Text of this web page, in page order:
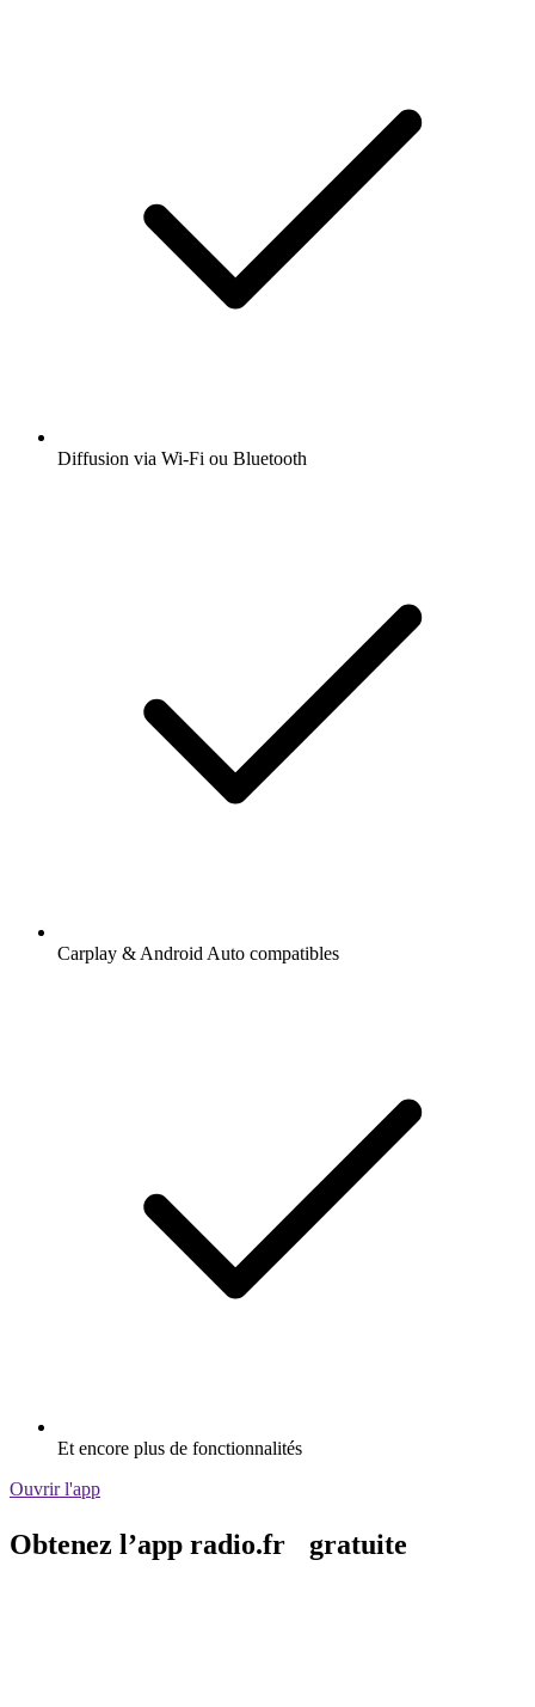
Diffusion via Wi-Fi ou Bluetooth
Carplay & Android Auto compatibles
Et encore plus de fonctionnalités
Ouvrir l'app
Obtenez l’app radio.fr gratuite